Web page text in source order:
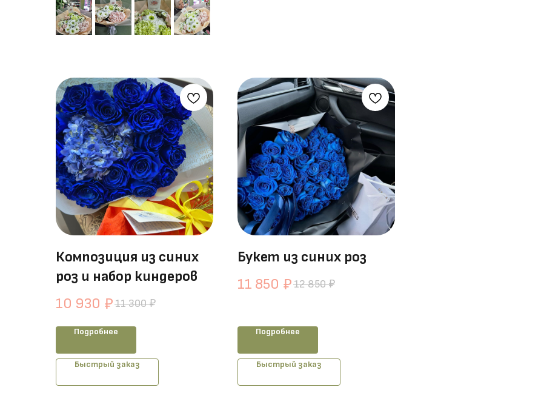
Композиция из синих
роз и набор киндеров
10 930 ₽11 300 ₽
Подробнее
Быстрый заказ
Букет из синих роз
11 850 ₽12 850 ₽
Подробнее
Быстрый заказ